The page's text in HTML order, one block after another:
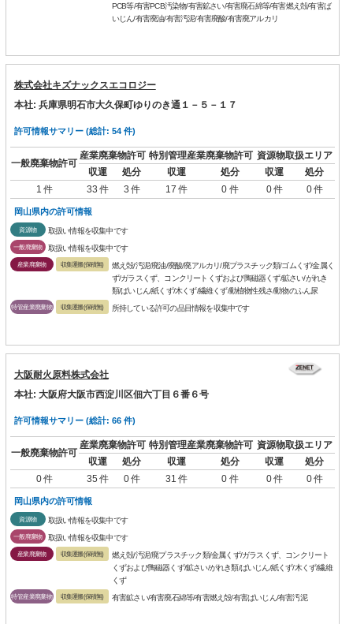
PCB等/有害PCB汚染物/有害鉱さい/有害廃石綿等/有害燃え殻/有害ば
いじん/有害廃油/有害汚泥/有害廃酸/有害廃アルカリ
株式会社キズナックスエコロジー
本社: 兵庫県明石市大久保町ゆりのき通１－５－１７
許可情報サマリー (総計: 54 件)
一般廃棄物許可
産業廃棄物許可 特別管理産業廃棄物許可 資源物取扱エリア
収運
処分 収運 処分 収運
処分
1 件
33 件 3 件 17 件 0 件 0 件 0 件
岡山県内の許可情報
資源物 取扱い情報を収集中です
一般廃棄物 取扱い情報を収集中です
産業廃棄物 収集運搬(保積無)
燃え殻/汚泥/廃油/廃酸/廃アルカリ/廃プラスチック類/ゴムくず/金属く
ず/ガラスくず、コンクリートくずおよび陶磁器くず/鉱さい/がれき
類/ばいじん/紙くず/木くず/繊維くず/動植物性残さ/動物のふん尿
特管産業廃棄物 収集運搬(保積無) 所持している許可の品目情報を収集中です
大阪耐火原料株式会社
本社: 大阪府大阪市西淀川区佃六丁目６番６号
許可情報サマリー (総計: 66 件)
一般廃棄物許可
産業廃棄物許可 特別管理産業廃棄物許可 資源物取扱エリア
収運
処分 収運 処分 収運
処分
0 件
35 件 0 件 31 件 0 件 0 件 0 件
岡山県内の許可情報
資源物 取扱い情報を収集中です
一般廃棄物 取扱い情報を収集中です
産業廃棄物 収集運搬(保積無)
燃え殻/汚泥/廃プラスチック類/金属くず/ガラスくず、コンクリート
くずおよび陶磁器くず/鉱さい/がれき類/ばいじん/紙くず/木くず/繊維
くず
特管産業廃棄物 収集運搬(保積無) 有害鉱さい/有害廃石綿等/有害燃え殻/有害ばいじん/有害汚泥